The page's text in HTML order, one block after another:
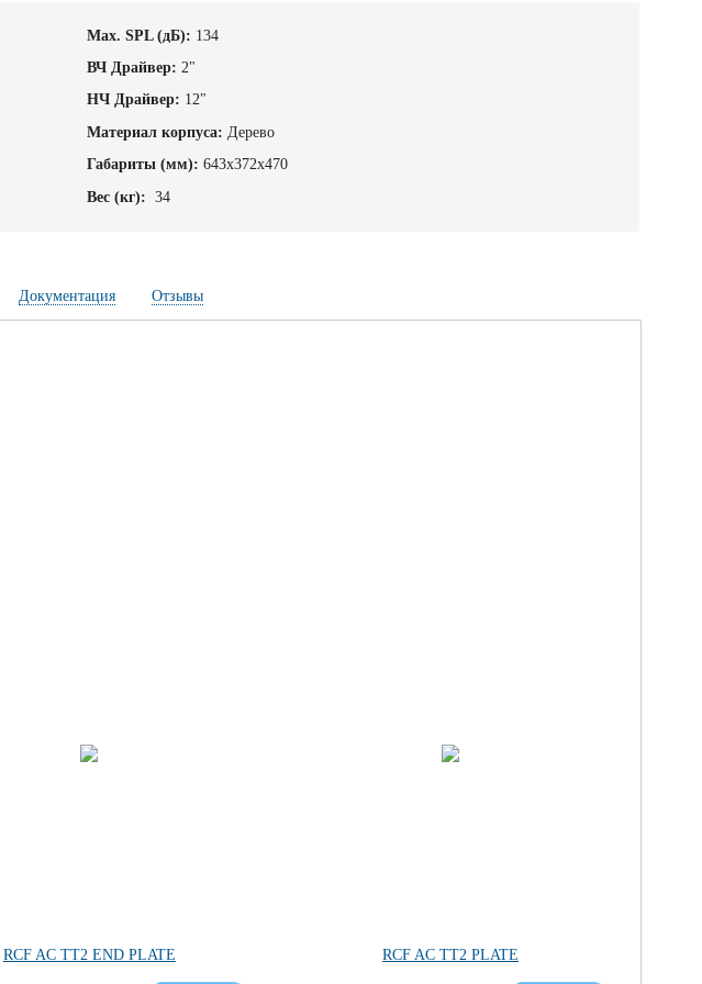
Max. SPL (дБ): 134
ВЧ Драйвер: 2"
НЧ Драйвер: 12"
Материал корпуса: Дерево
Габариты (мм): 643х372х470
Вес (кг): 34
Документация Отзывы
RCF AC TT2 END PLATE RCF AC TT2 PLATE